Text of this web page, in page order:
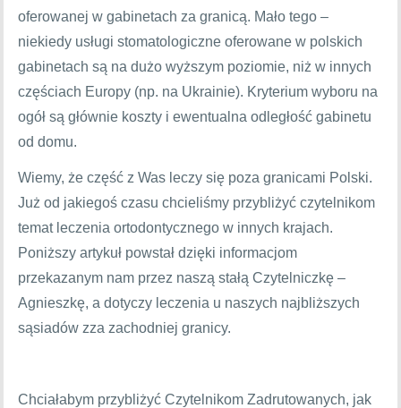
oferowanej w gabinetach za granicą. Mało tego –
niekiedy usługi stomatologiczne oferowane w polskich
gabinetach są na dużo wyższym poziomie, niż w innych
częściach Europy (np. na Ukrainie). Kryterium wyboru na
ogół są głównie koszty i ewentualna odległość gabinetu
od domu.
Wiemy, że część z Was leczy się poza granicami Polski.
Już od jakiegoś czasu chcieliśmy przybliżyć czytelnikom
temat leczenia ortodontycznego w innych krajach.
Poniższy artykuł powstał dzięki informacjom
przekazanym nam przez naszą stałą Czytelniczkę –
Agnieszkę, a dotyczy leczenia u naszych najbliższych
sąsiadów zza zachodniej granicy.
Chciałabym przybliżyć Czytelnikom Zadrutowanych, jak